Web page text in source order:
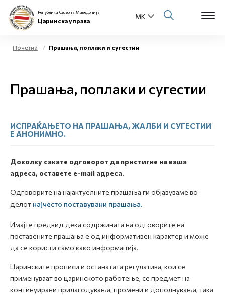
Open
Физички лица
Бизнис заедница
Медиа центар
Контакт
Е-Весник
Република Северна Македонија
Царинска управа
Почетна Прашања, поплаки и сугестии
Прашања, поплаки и сугестии
ИСПРАЌАЊЕТО НА ПРАШАЊА, ЖАЛБИ И СУГЕСТИИ
Е АНОНИМНО.
Доколку сакате одговорот да пристигне на ваша
адреса, оставете e-mail адреса.
Одговорите на најактуелните прашања ги објавуваме во
делот најчесто поставувани прашања.
Имајте предвид дека содржината на одговорите на
поставените прашања е од информативен карактер и може
да се користи само како информација.
Царинските прописи и останатата регулатива, кои се
применуваат во царинското работење, се предмет на
континуирани прилагодувања, промени и дополнувања, така